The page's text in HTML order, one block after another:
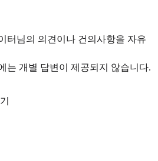
터님의 의견이나 건의사항을 자유
는 개별 답변이 제공되지 않습니다.